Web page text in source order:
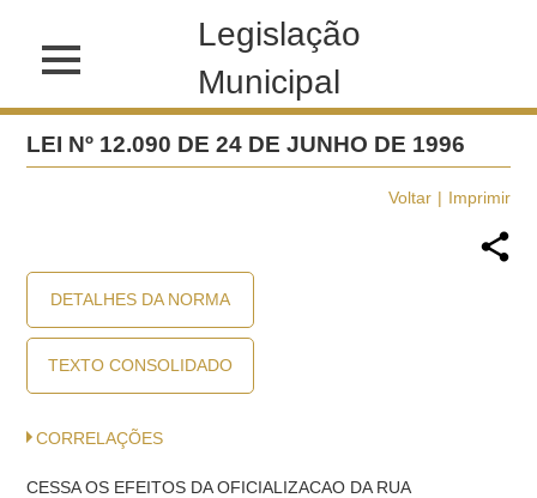
Legislação
Municipal
LEI Nº 12.090 DE 24 DE JUNHO DE 1996
Voltar Imprimir
DETALHES DA NORMA
TEXTO CONSOLIDADO
CORRELAÇÕES
CESSA OS EFEITOS DA OFICIALIZACAO DA RUA